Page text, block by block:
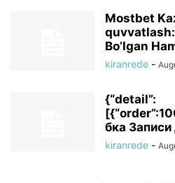
Mostbet
Bo’lgan
kiranrede -
{“detail”:
бка
kiranrede -